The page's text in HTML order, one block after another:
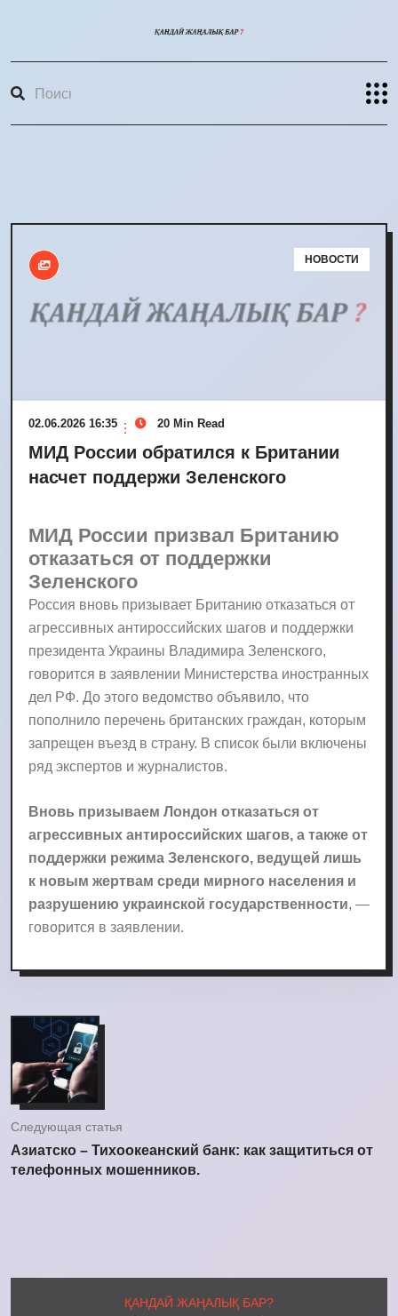
НОВОСТИ
02.06.2026 16:35 20 Min Read
МИД России обратился к Британии
насчет поддержи Зеленского
МИД России призвал Британию
отказаться от поддержки
Зеленского
Россия вновь призывает Британию отказаться от
агрессивных антироссийских шагов и поддержки
президента Украины Владимира Зеленского,
говорится в заявлении Министерства иностранных
дел РФ. До этого ведомство объявило, что
пополнило перечень британских граждан, которым
запрещен въезд в страну. В список были включены
ряд экспертов и журналистов.
Вновь призываем Лондон отказаться от
агрессивных антироссийских шагов, а также от
поддержки режима Зеленского, ведущей лишь
к новым жертвам среди мирного населения и
разрушению украинской государственности, —
говорится в заявлении.
Следующая статья
Азиатско – Тихоокеанский банк: как защититься от
телефонных мошенников.
ҚАНДАЙ ЖАҢАЛЫҚ БАР?